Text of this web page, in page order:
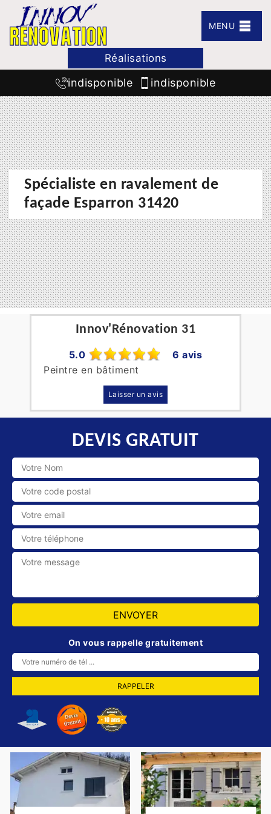
MENU
Réalisations
indisponible indisponible
Spécialiste en ravalement de
façade Esparron 31420
Innov'Rénovation 31
5.0
6 avis
Peintre en bâtiment
Laisser un avis
DEVIS GRATUIT
On vous rappelle gratuitement